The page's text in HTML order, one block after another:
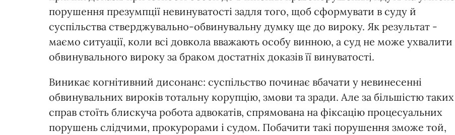
порушення презумпції невинуватості задля того, щоб сформувати в суду й
суспільства стверджувально-обвинувальну думку ще до вироку. Як результат -
маємо ситуації, коли всі довкола вважають особу винною, а суд не може ухвалити
обвинувального вироку за браком достатніх доказів її винуватості.
Виникає когнітивний дисонанс: суспільство починає вбачати у невинесенні
обвинувальних вироків тотальну корупцію, змови та зради. Але за більшістю таких
справ стоїть блискуча робота адвокатів, спрямована на фіксацію процесуальних
порушень слідчими, прокурорами і судом. Побачити такі порушення зможе той,